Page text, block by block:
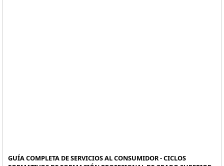
GUÍA COMPLETA DE SERVICIOS AL CONSUMIDOR - CICLOS